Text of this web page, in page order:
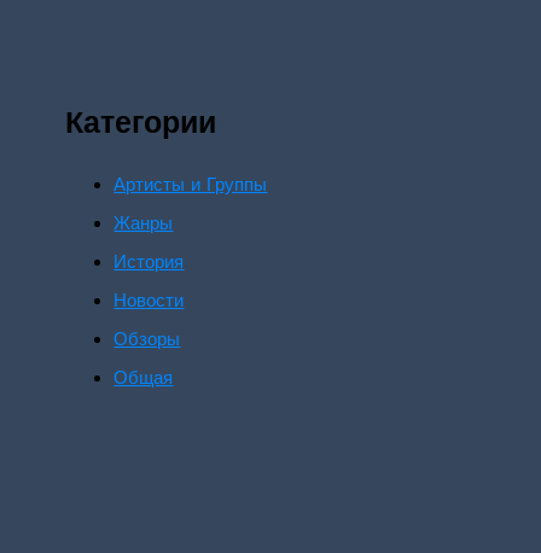
Категории
Артисты и Группы
Жанры
История
Новости
Обзоры
Общая